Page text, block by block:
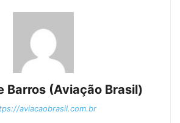
Barros (Aviação Brasil)
aviacaobrasil.com.br